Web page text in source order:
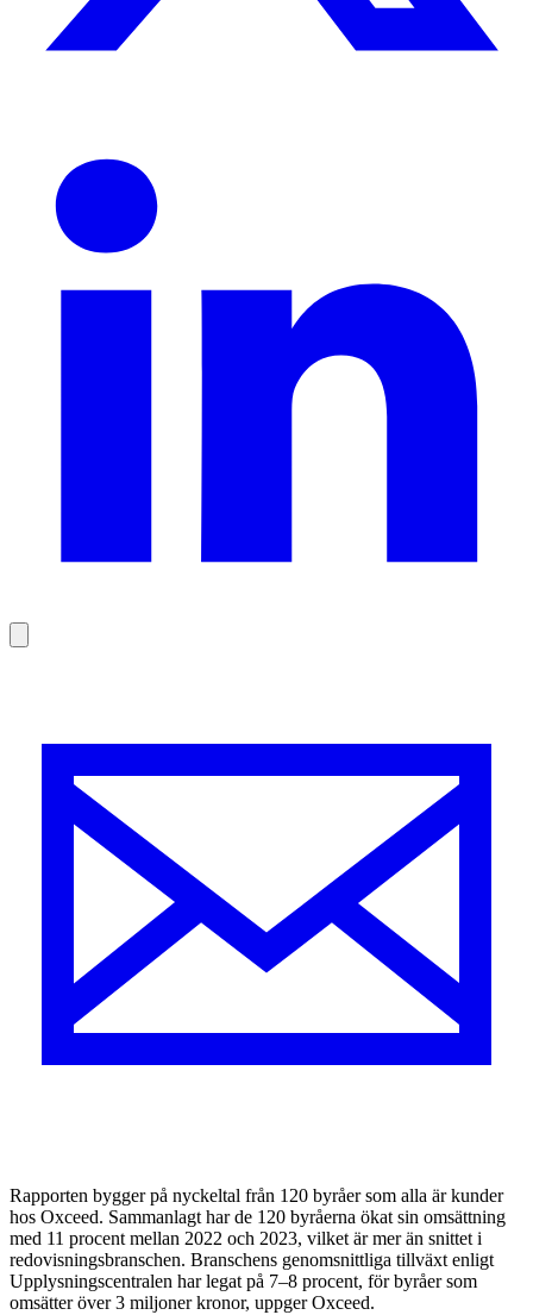
Rapporten bygger på nyckeltal från 120 byråer som alla är kunder
hos Oxceed. Sammanlagt har de 120 byråerna ökat sin omsättning
med 11 procent mellan 2022 och 2023, vilket är mer än snittet i
redovisningsbranschen. Branschens genomsnittliga tillväxt enligt
Upplysningscentralen har legat på 7–8 procent, för byråer som
omsätter över 3 miljoner kronor, uppger Oxceed.